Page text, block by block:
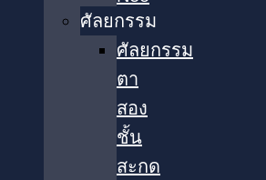
ศัลยกรรม
ศัลยกรรม
ตา
สอง
ชั้น
สะกด